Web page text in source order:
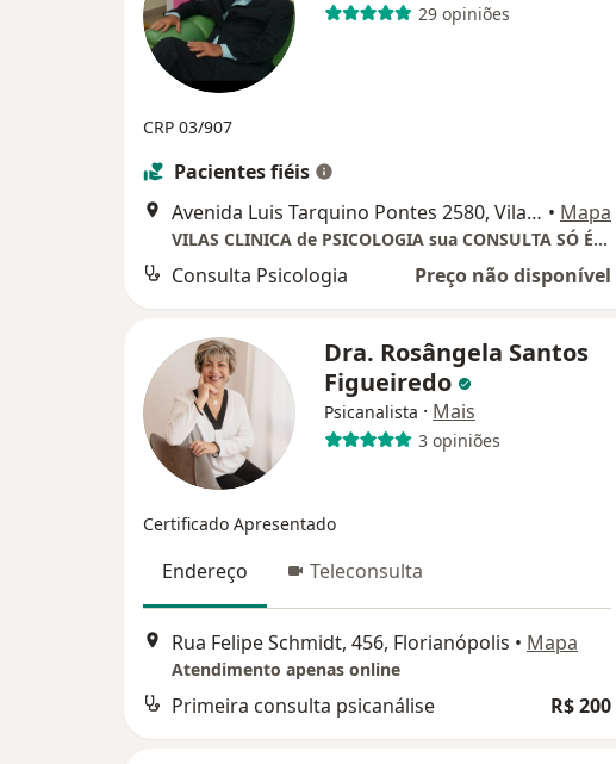
29 opiniões
CRP 03/907
Pacientes fiéis
Avenida Luis Tarquino Pontes 2580, Vilas Trade Center, Vilas do Atlântico, Lauro de Freitas • Mapa
VILAS CLINICA de PSICOLOGIA sua CONSULTA SÓ É CONFIRMADA SE TELEFONAR
Consulta Psicologia Preço não disponível
Dra. Rosângela Santos
Figueiredo
Psicanalista · Mais
3 opiniões
Certificado Apresentado
Endereço Teleconsulta
Rua Felipe Schmidt, 456, Florianópolis • Mapa
Atendimento apenas online
Primeira consulta psicanálise R$ 200